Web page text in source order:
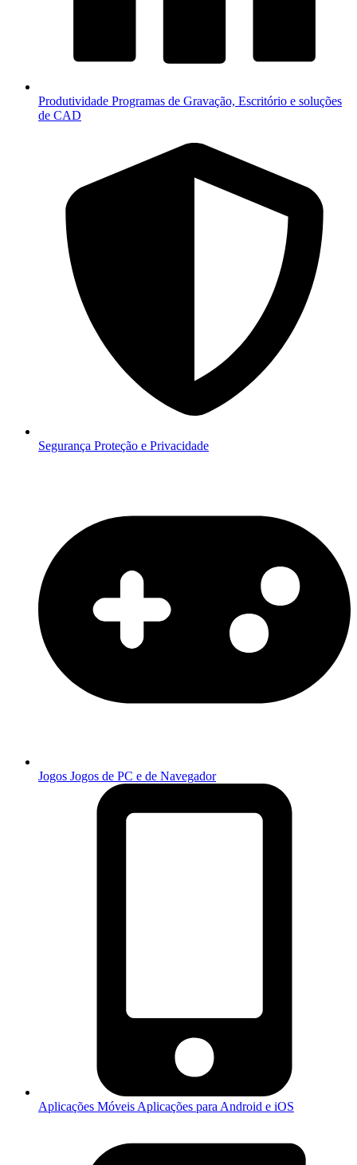
Produtividade Programas de Gravação, Escritório e soluções
de CAD
Segurança Proteção e Privacidade
Jogos Jogos de PC e de Navegador
Aplicações Móveis Aplicações para Android e iOS